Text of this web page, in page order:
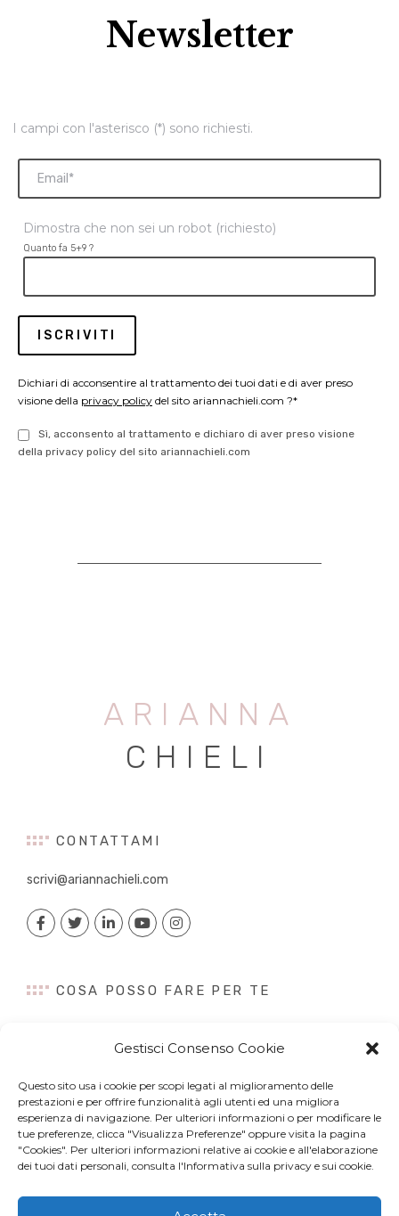
Gestisci Consenso Cookie
Questo sito usa i cookie per scopi legati al miglioramento delle
prestazioni e per offrire funzionalità agli utenti ed una migliora
esperienza di navigazione. Per ulteriori informazioni o per modificare le
tue preferenze, clicca "Visualizza Preferenze" oppure visita la pagina
"Cookies". Per ulteriori informazioni relative ai cookie e all'elaborazione
dei tuoi dati personali, consulta l'Informativa sulla privacy e sui cookie.
Newsletter
I campi con l'asterisco (*) sono richiesti.
Dimostra che non sei un robot (richiesto)
Quanto fa 5+9 ?
Dichiari di acconsentire al trattamento dei tuoi dati e di aver preso
visione della privacy policy del sito ariannachieli.com ?*
Sì, acconsento al trattamento e dichiaro di aver preso visione
della privacy policy del sito ariannachieli.com
ARIANNA
CHIELI
CONTATTAMI
scrivi@ariannachieli.com
COSA POSSO FARE PER TE
Content Creation
Digital PR
Influencer Marketing
Newsletter